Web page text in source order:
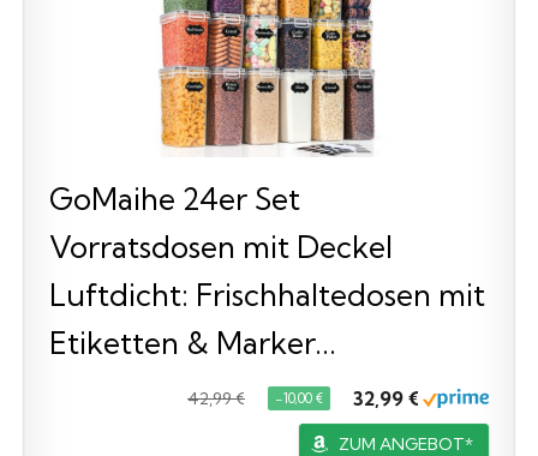
GoMaihe 24er Set
Vorratsdosen mit Deckel
Luftdicht: Frischhaltedosen mit
Etiketten & Marker...
42,99 € −10,00 € 32,99 €
ZUM ANGEBOT*